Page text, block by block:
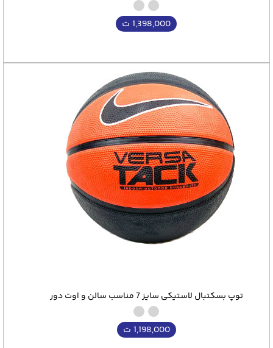
1,398,000 ت
توپ بسکتبال لاستیکی سایز 7 مناسب سالن و اوت دور
1,198,000 ت